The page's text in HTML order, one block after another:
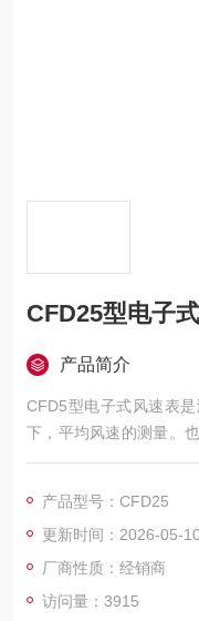
CFD25型电子
产品简介
CFD5型电子式风速表
下，平均风速的测量。
空气动力研究等其他场
产品型号：CFD25
更新时间：2026-05-10
厂商性质：经销商
访问量：3915